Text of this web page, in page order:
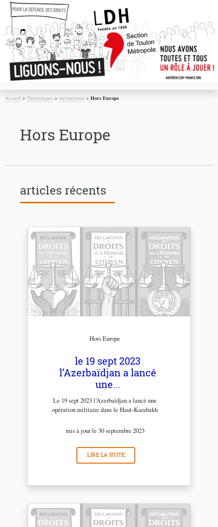
Accueil >Thématiques > international >Hors Europe
Hors Europe
articles récents
Hors Europe
le 19 sept 2023
l’Azerbaïdjan a lancé
une...
Le 19 sept 2023 l’Azerbaïdjan a lancé une
opération militaire dans le Haut-Karabakh
mis à jour le 30 septembre 2023
LIRE LA SUITE